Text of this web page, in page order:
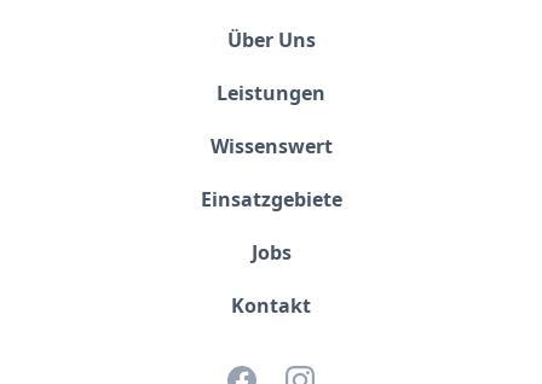
Über Uns
Leistungen
Wissenswert
Einsatzgebiete
Jobs
Kontakt